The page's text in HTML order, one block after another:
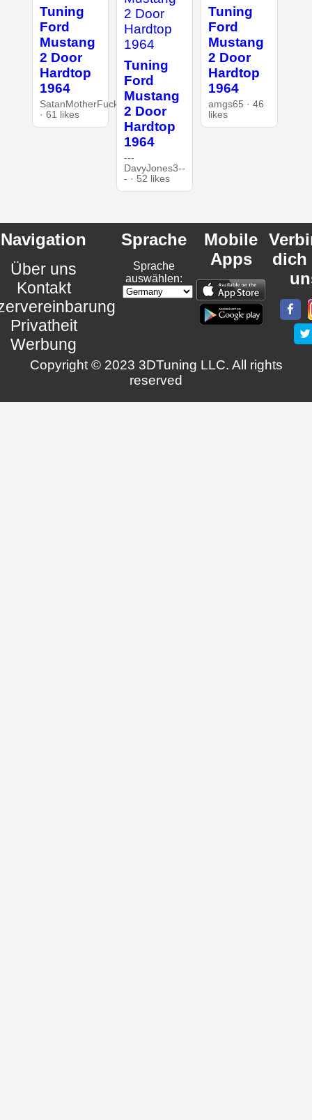
Tuning
Ford
Mustang
2 Door
Hardtop
1964
SatanMotherFucker
· 61 likes
Tuning
Ford
Mustang
2 Door
Hardtop
1964
---
DavyJones3--
- · 52 likes
Tuning
Ford
Mustang
2 Door
Hardtop
1964
amgs65 · 46
likes
Navigation
Über uns
Kontakt
Privatheit
Werbung
Sprache
Sprache
auswählen:
Mobile
Apps
dich
Copyright © 2023 3DTuning LLC. All rights
reserved